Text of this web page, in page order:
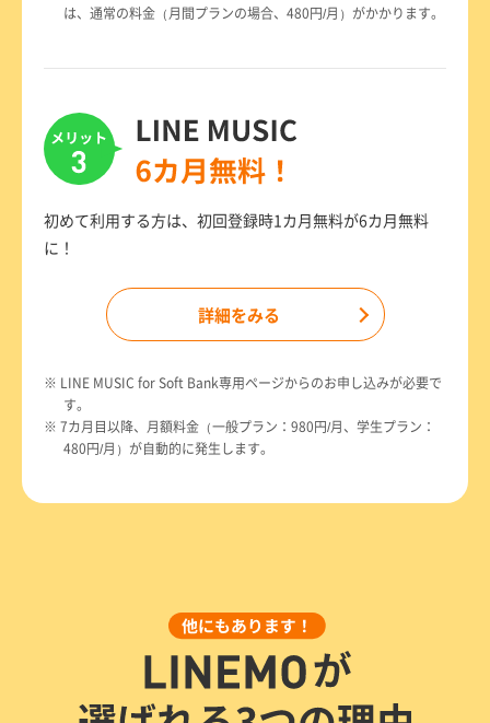
は、通常の料金（月間プランの場合、480円/月）がかかります。
初めて利用する方は、初回登録時1カ月無料が6カ月無料
に！
詳細をみる
※ LINE MUSIC for Soft Bank専用ページからのお申し込みが必要で
す。
※ 7カ月目以降、月額料金（一般プラン：980円/月、学生プラン：
480円/月）が自動的に発生します。